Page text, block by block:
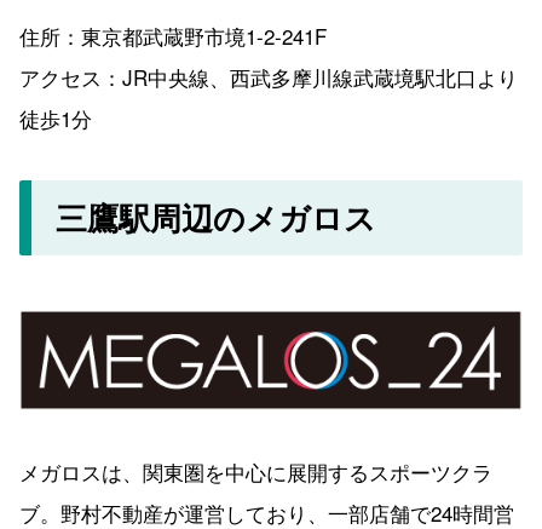
住所：東京都武蔵野市境1-2-241F
アクセス：JR中央線、西武多摩川線武蔵境駅北口より
徒歩1分
三鷹駅周辺のメガロス
メガロスは、関東圏を中心に展開するスポーツクラ
ブ。野村不動産が運営しており、一部店舗で24時間営